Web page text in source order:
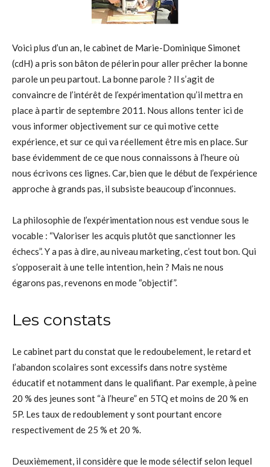
Voici plus d’un an, le cabinet de Marie-Dominique Simonet
(cdH) a pris son bâton de pélerin pour aller prêcher la bonne
parole un peu partout. La bonne parole ? Il s’agit de
convaincre de l’intérêt de l’expérimentation qu’il mettra en
place à partir de septembre 2011. Nous allons tenter ici de
vous informer objectivement sur ce qui motive cette
expérience, et sur ce qui va réellement être mis en place. Sur
base évidemment de ce que nous connaissons à l’heure où
nous écrivons ces lignes. Car, bien que le début de l’expérience
approche à grands pas, il subsiste beaucoup d’inconnues.
La philosophie de l’expérimentation nous est vendue sous le
vocable : “Valoriser les acquis plutôt que sanctionner les
échecs”. Y a pas à dire, au niveau marketing, c’est tout bon. Qui
s’opposerait à une telle intention, hein ? Mais ne nous
égarons pas, revenons en mode “objectif”.
Les constats
Le cabinet part du constat que le redoubelement, le retard et
l’abandon scolaires sont excessifs dans notre système
éducatif et notamment dans le qualifiant. Par exemple, à peine
20 % des jeunes sont “à l’heure” en 5TQ et moins de 20 % en
5P. Les taux de redoublement y sont pourtant encore
respectivement de 25 % et 20 %.
Deuxièmement, il considère que le mode sélectif selon lequel